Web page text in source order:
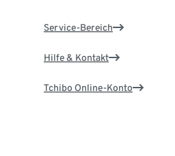
Service-Bereich
Hilfe & Kontakt
Tchibo Online-Konto